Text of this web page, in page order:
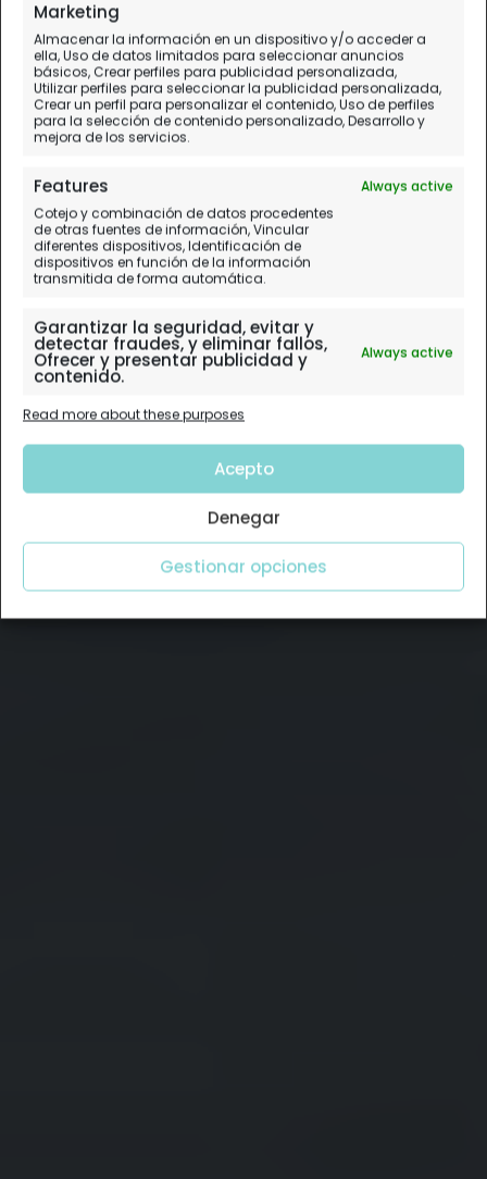
Marketing
Almacenar la información en un dispositivo y/o acceder a
ella, Uso de datos limitados para seleccionar anuncios
básicos, Crear perfiles para publicidad personalizada,
Utilizar perfiles para seleccionar la publicidad personalizada,
Crear un perfil para personalizar el contenido, Uso de perfiles
para la selección de contenido personalizado, Desarrollo y
mejora de los servicios.
Features
Always active
Cotejo y combinación de datos procedentes
de otras fuentes de información, Vincular
diferentes dispositivos, Identificación de
dispositivos en función de la información
transmitida de forma automática.
Garantizar la seguridad, evitar y
detectar fraudes, y eliminar fallos,
Ofrecer y presentar publicidad y
contenido.
Always active
Read more about these purposes
Acepto
Denegar
Gestionar opciones